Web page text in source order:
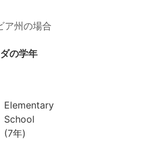
ア州の場合
の学年
Elementary
School
(7年)